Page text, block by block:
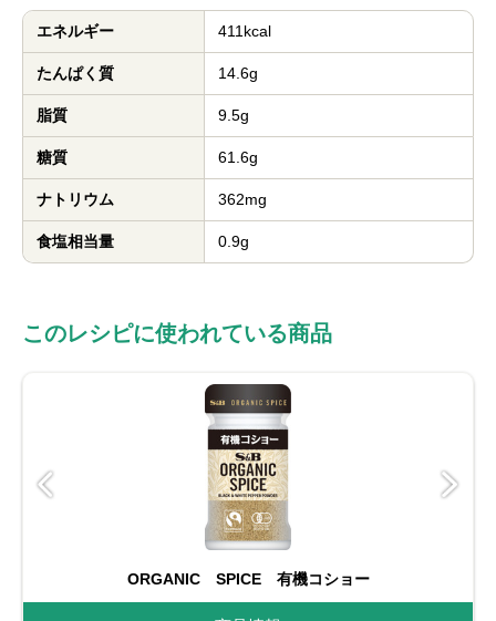
エネルギー 411kcal
たんぱく質 14.6g
脂質 9.5g
糖質 61.6g
ナトリウム 362mg
食塩相当量 0.9g
このレシピに使われている商品
ORGANIC SPICE 有機コショー